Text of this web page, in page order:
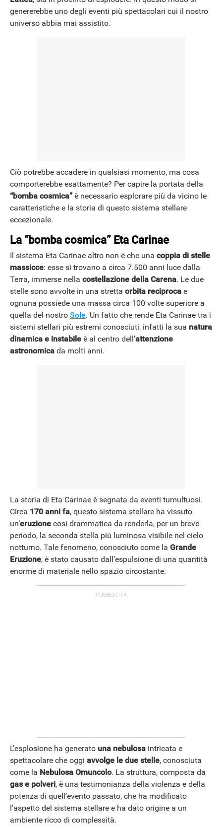
NEWS
ANDROID
genererebbe uno degli eventi più spettacolari cui il nostro
universo abbia mai assistito.
Ciò potrebbe accadere in qualsiasi momento, ma cosa
comporterebbe esattamente? Per capire la portata della
“bomba cosmica”è necessario esplorare più da vicino le
caratteristiche e la storia di questo sistema stellare
eccezionale.
La “bomba cosmica” Eta Carinae
Il sistema Eta Carinae altro non è che una coppia di stelle
massicce: esse si trovano a circa 7.500 anni luce dalla
Terra, immerse nella costellazione della Carena. Le due
stelle sono avvolte in una stretta orbita reciproca e
ognuna possiede una massa circa 100 volte superiore a
quella del nostro Sole. Un fatto che rende Eta Carinae tra i
sistemi stellari più estremi conosciuti, infatti la sua natura
dinamica e instabile è al centro dell’attenzione
astronomica da molti anni.
La storia di Eta Carinae è segnata da eventi tumultuosi.
Circa 170 anni fa, questo sistema stellare ha vissuto
un’eruzione così drammatica da renderla, per un breve
periodo, la seconda stella più luminosa visibile nel cielo
notturno. Tale fenomeno, conosciuto come la Grande
Eruzione, è stato causato dall’espulsione di una quantità
enorme di materiale nello spazio circostante.
L’esplosione ha generato una nebulosa intricata e
spettacolare che oggi avvolge le due stelle, conosciuta
come la Nebulosa Omuncolo. La struttura, composta da
gas e polveri, è una testimonianza della violenza e della
potenza di quell’evento passato, che ha modificato
l’aspetto del sistema stellare e ha dato origine a un
ambiente ricco di complessità.